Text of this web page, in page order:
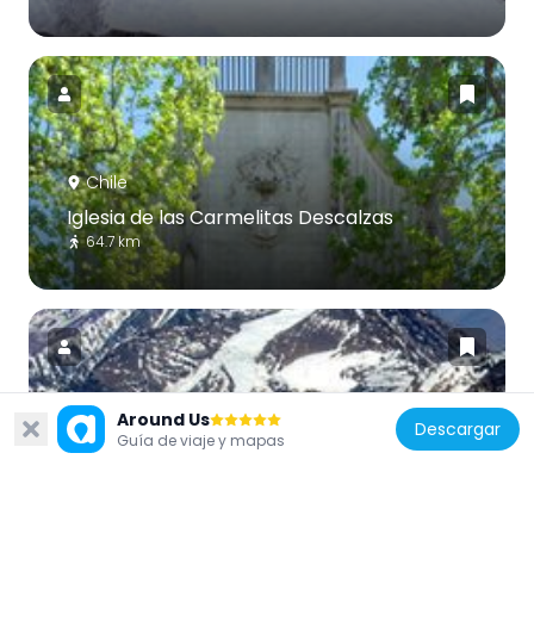
Chile
Iglesia de las Carmelitas Descalzas
64.7 km
Argentina
Around Us
Guía de viaje y mapas Descargar